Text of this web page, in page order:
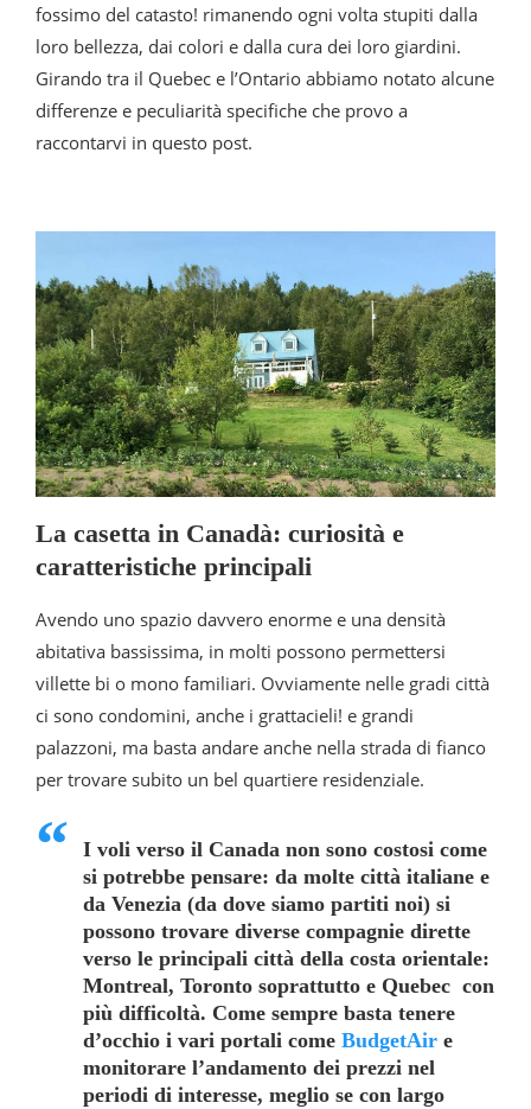
fossimo del catasto! rimanendo ogni volta stupiti dalla
loro bellezza, dai colori e dalla cura dei loro giardini.
Girando tra il Quebec e l’Ontario abbiamo notato alcune
differenze e peculiarità specifiche che provo a
raccontarvi in questo post.
La casetta in Canadà: curiosità e
caratteristiche principali
Avendo uno spazio davvero enorme e una densità
abitativa bassissima, in molti possono permettersi
villette bi o mono familiari. Ovviamente nelle gradi città
ci sono condomini, anche i grattacieli! e grandi
palazzoni, ma basta andare anche nella strada di fianco
per trovare subito un bel quartiere residenziale.
I voli verso il Canada non sono costosi come
si potrebbe pensare: da molte città italiane e
da Venezia (da dove siamo partiti noi) si
possono trovare diverse compagnie dirette
verso le principali città della costa orientale:
Montreal, Toronto soprattutto e Quebec con
più difficoltà. Come sempre basta tenere
d’occhio i vari portali come BudgetAir e
monitorare l’andamento dei prezzi nel
periodi di interesse, meglio se con largo